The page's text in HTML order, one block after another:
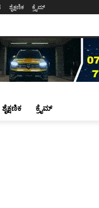
ಶೈಕ್ಷಣಿಕ ಕ್ರೈಮ್
ಶೈಕ್ಷಣಿಕ ಕ್ರೈಮ್